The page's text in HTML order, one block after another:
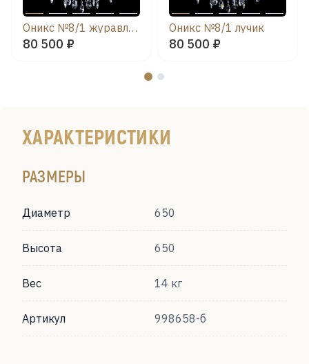
Оникс №8/1 журавлик
80 500 ₽
Оникс №8/1 лучик
80 500 ₽
ХАРАКТЕРИСТИКИ
РАЗМЕРЫ
Диаметр 650
Высота 650
Вес 14 кг
Артикул 998658-б